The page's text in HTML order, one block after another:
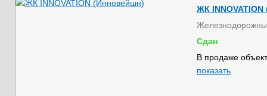
ЖК
Сдан
В продаже
показать